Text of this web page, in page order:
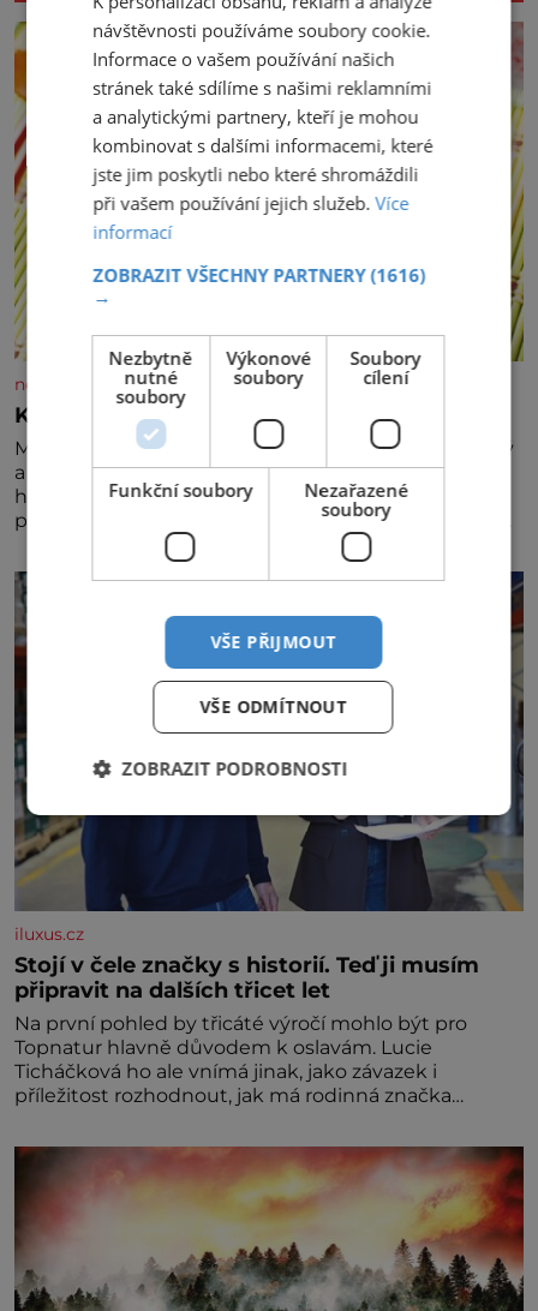
nejsemsama.cz
Korejský okurkový salát
Máte rádi pikantní chutě? Pak zkuste tento křupavý
a osvěžující korejský okurkový salát, který máte
hotový jen za pouhých 15 minut. Na 2 porce
potřebujete: ✿ 1 salátovou okurku ✿ 1 lžičku soli ✿ 1
stroužek česneku ✿ 1 lžíci sójové omáčky ✿ 1 lžíci
rýžového octa ✿ 1 lžičku sezamového oleje ✿ 1 lžičku
chilli ✿ 1 lžičku cukru ✿ 1 jarní cibulku ✿ 1 lžíci
sezamových semínek
iluxus.cz
Stojí v čele značky s historií. Teď ji musím
připravit na dalších třicet let
Na první pohled by třicáté výročí mohlo být pro
Topnatur hlavně důvodem k oslavám. Lucie
Ticháčková ho ale vnímá jinak, jako závazek i
příležitost rozhodnout, jak má rodinná značka
návštěvnosti používáme soubory cookie.
Informace o vašem používání našich
stránek také sdílíme s našimi reklamními
a analytickými partnery, kteří je mohou
kombinovat s dalšími informacemi, které
jste jim poskytli nebo které shromáždili
při vašem používání jejich služeb.Více
informací
ZOBRAZIT VŠECHNY PARTNERY(1616)
→
Nezbytně
nutné
soubory
Výkonové
soubory
Soubory
cílení
Funkční soubory
Nezařazené
soubory
VŠE PŘIJMOUT
VŠE ODMÍTNOUT
ZOBRAZIT PODROBNOSTI